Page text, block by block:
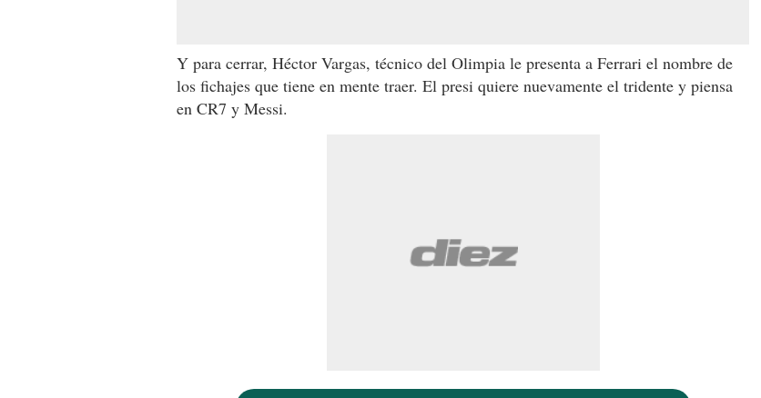
Y para cerrar, Héctor Vargas, técnico del Olimpia le presenta a Ferrari el nombre de
los fichajes que tiene en mente traer. El presi quiere nuevamente el tridente y piensa
en CR7 y Messi.